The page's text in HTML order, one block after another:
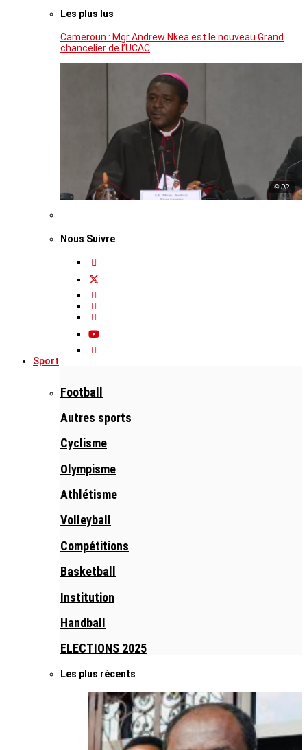
Les plus lus
Cameroun : Mgr Andrew Nkea est le nouveau Grand
chancelier de l’UCAC
© DR
Nous Suivre
Sport
Football
Autres sports
Cyclisme
Olympisme
Athlétisme
Volleyball
Compétitions
Basketball
Institution
Handball
ELECTIONS 2025
Les plus récents